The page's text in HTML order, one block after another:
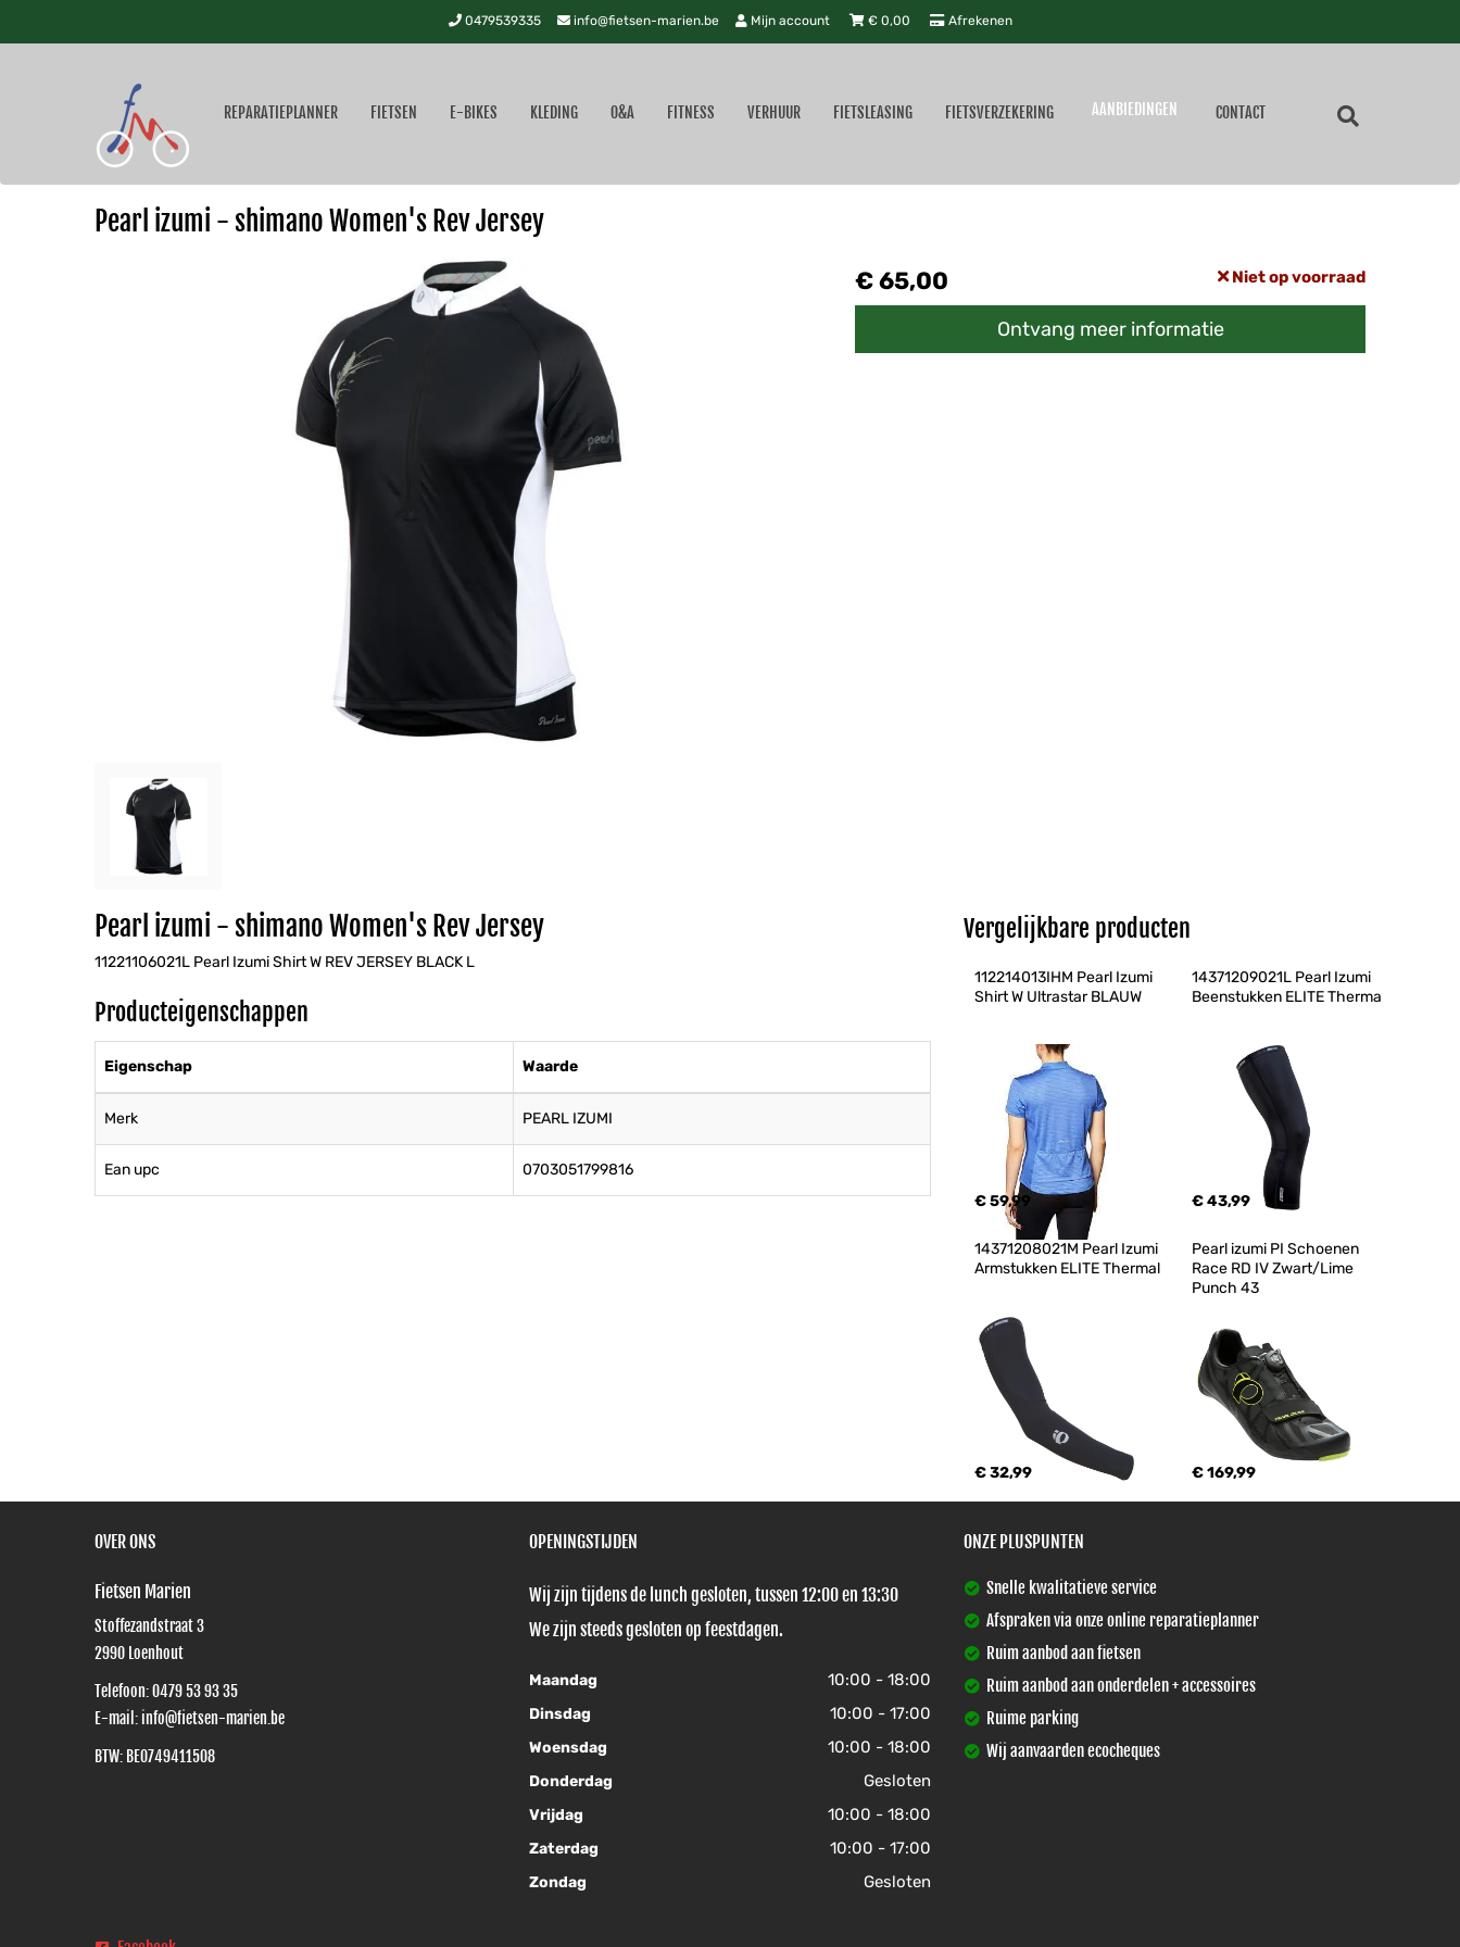
0479539335 info@fietsen-marien.be Mijn account € 0,00 Afrekenen
REPARATIEPLANNER FIETSEN E-BIKES KLEDING O&A FITNESS VERHUUR FIETSLEASING FIETSVERZEKERING AANBIEDINGEN CONTACT
Pearl izumi - shimano Women's Rev Jersey
€ 65,00 Niet op voorraad
Ontvang meer informatie
Pearl izumi - shimano Women's Rev Jersey
11221106021L Pearl Izumi Shirt W REV JERSEY BLACK L
Producteigenschappen
Eigenschap Waarde
Merk PEARL IZUMI
Ean upc 0703051799816
Vergelijkbare producten
112214013IHM Pearl Izumi
Shirt W Ultrastar BLAUW
€ 59,99
14371209021L Pearl Izumi
Beenstukken ELITE Therma
€ 43,99
14371208021M Pearl Izumi
Armstukken ELITE Thermal
€ 32,99
Pearl izumi PI Schoenen
Race RD IV Zwart/Lime
Punch 43
€ 169,99
OVER ONS
Fietsen Marien
Stoffezandstraat 3
2990 Loenhout
Telefoon:0479 53 93 35
E-mail: info@fietsen-marien.be
BTW: BE0749411508
OPENINGSTIJDEN
Wij zijn tijdens de lunch gesloten, tussen 12:00 en 13:30
We zijn steeds gesloten op feestdagen.
Maandag 10:00 - 18:00
Dinsdag 10:00 - 17:00
Woensdag 10:00 - 18:00
Donderdag Gesloten
Vrijdag 10:00 - 18:00
Zaterdag 10:00 - 17:00
Zondag Gesloten
ONZE PLUSPUNTEN
Snelle kwalitatieve service
Afspraken via onze online reparatieplanner
Ruim aanbod aan fietsen
Ruim aanbod aan onderdelen + accessoires
Ruime parking
Wij aanvaarden ecocheques